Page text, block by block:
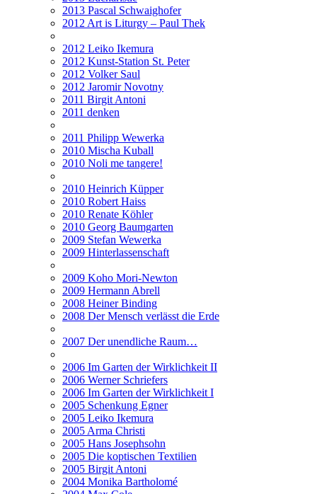
2013 Pascal Schwaighofer
2012 Art is Liturgy – Paul Thek
2012 Leiko Ikemura
2012 Kunst-Station St. Peter
2012 Volker Saul
2012 Jaromir Novotny
2011 Birgit Antoni
2011 denken
2011 Philipp Wewerka
2010 Mischa Kuball
2010 Noli me tangere!
2010 Heinrich Küpper
2010 Robert Haiss
2010 Renate Köhler
2010 Georg Baumgarten
2009 Stefan Wewerka
2009 Hinterlassenschaft
2009 Koho Mori-Newton
2009 Hermann Abrell
2008 Heiner Binding
2008 Der Mensch verlässt die Erde
2007 Der unendliche Raum…
2006 Im Garten der Wirklichkeit II
2006 Werner Schriefers
2006 Im Garten der Wirklichkeit I
2005 Schenkung Egner
2005 Leiko Ikemura
2005 Arma Christi
2005 Hans Josephsohn
2005 Die koptischen Textilien
2005 Birgit Antoni
2004 Monika Bartholomé